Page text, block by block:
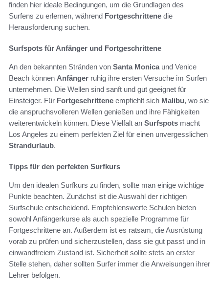
finden hier ideale Bedingungen, um die Grundlagen des
Surfens zu erlernen, während Fortgeschrittene die
Herausforderung suchen.
Surfspots für Anfänger und Fortgeschrittene
An den bekannten Stränden von Santa Monicaund Venice
Beach können Anfänger ruhig ihre ersten Versuche im Surfen
unternehmen. Die Wellen sind sanft und gut geeignet für
Einsteiger. Für Fortgeschrittene empfiehlt sich Malibu, wo sie
die anspruchsvolleren Wellen genießen und ihre Fähigkeiten
weiterentwickeln können. Diese Vielfalt an Surfspots macht
Los Angeles zu einem perfekten Ziel für einen unvergesslichen
Strandurlaub.
Tipps für den perfekten Surfkurs
Um den idealen Surfkurs zu finden, sollte man einige wichtige
Punkte beachten. Zunächst ist die Auswahl der richtigen
Surfschule entscheidend. Empfehlenswerte Schulen bieten
sowohl Anfängerkurse als auch spezielle Programme für
Fortgeschrittene an. Außerdem ist es ratsam, die Ausrüstung
vorab zu prüfen und sicherzustellen, dass sie gut passt und in
einwandfreiem Zustand ist. Sicherheit sollte stets an erster
Stelle stehen, daher sollten Surfer immer die Anweisungen ihrer
Lehrer befolgen.